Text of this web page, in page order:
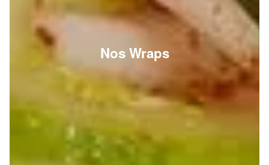
Nos Wraps